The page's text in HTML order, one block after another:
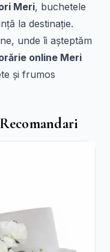
Meri, buchetele
la destinație.
unde îi așteptăm
online Meri
și frumos